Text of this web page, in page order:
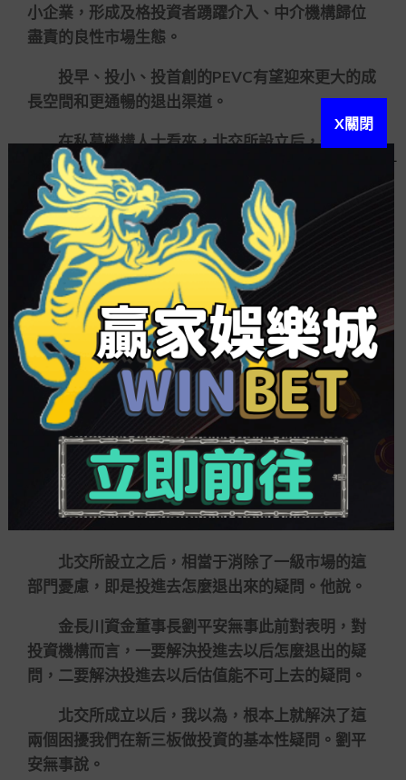
小企業，形成及格投資者踴躍介入、中介機構歸位
盡責的良性市場生態。
投早、投小、投首創的PEVC有望迎來更大的成
長空間和更通暢的退出渠道。
在私募機構人士看來，北交所設立后，一級市
場正在發作多重變動，包含有投資階段再前移、估
值憂慮逐步消解。
其一，投資階段疑問。氣力資金總經理朱為繹
對表明，地點機構的投資階段正在前移。
（投資）此刻全體要改，往前移，往根基層和
首創層投。他說，且地點機構也將繼續介入精選層
的戰略配售和大宗買賣。
北京某私募機構人士對表明，地點機構用心硬
科技投資，科創板設立之后投資階段即有前移，北
交所設立后，這一場合將繼續。
其二，流動性和估值疑問。上述私募機構人士
還表明，此前，由于新三板市場備受流動性之困，
一級市場退前途徑單一是一大困難。
北交所設立之后，相當于消除了一級市場的這
部門憂慮，即是投進去怎麼退出來的疑問。他說。
金長川資金董事長劉平安無事此前對表明，對
投資機構而言，一要解決投進去以后怎麼退出的疑
問，二要解決投進去以后估值能不可上去的疑問。
北交所成立以后，我以為，根本上就解決了這
兩個困擾我們在新三板做投資的基本性疑問。劉平
安無事說。
X關閉